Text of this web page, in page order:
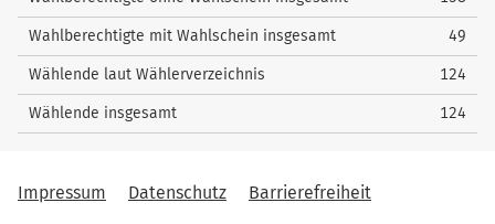
Wahlberechtigte mit Wahlschein insgesamt 49
Wählende laut Wählerverzeichnis 124
Wählende insgesamt 124
Impressum Datenschutz Barrierefreiheit